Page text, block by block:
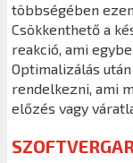
többségében
Csökkenthető a
reakció, ami
Optimalizálás
rendelkezni, ami
előzés vagy